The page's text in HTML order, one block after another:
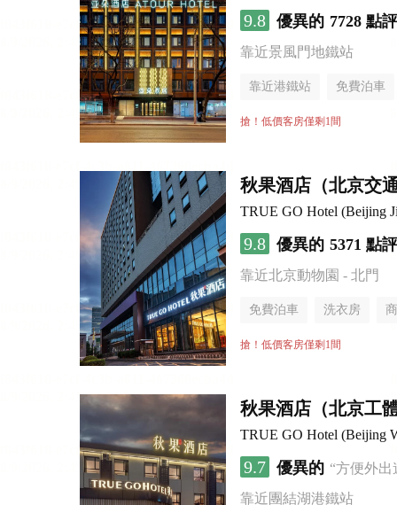
9.8 優異的 7728 點評
靠近景風門地鐵站
靠近港鐵站 免費泊車
行李寄存服務
搶！低價客房僅剩1間
秋果酒店（北京交
TRUE GO Hotel (Beijing
9.8 優異的 5371 點評
靠近北京動物園 - 北門
免費泊車 洗衣房
搶！低價客房僅剩1間
秋果酒店（北京工
TRUE GO Hotel (Beijing
9.7 優異的 “方便外出
靠近團結湖港鐵站